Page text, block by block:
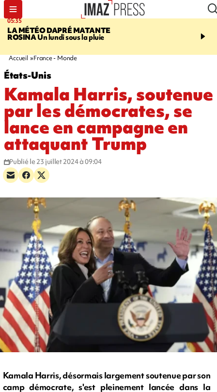
05:35
LA MÉTÉO DAPRÉ MATANTE
ROSINAUn lundi sous la pluie
07:47
ses deux enfants
Accueil France - Monde
États-Unis
Kamala Harris, soutenue
par les démocrates, se
lance en campagne en
attaquant Trump
Publié le 23 juillet 2024 à 09:04
Kamala Harris, désormais largement soutenue par son
camp démocrate, s'est pleinement lancée dans la